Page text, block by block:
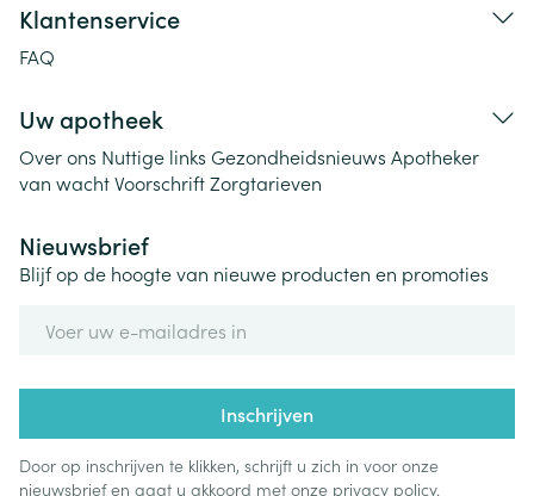
Klantenservice
FAQ
Uw apotheek
Over ons Nuttige links Gezondheidsnieuws Apotheker
van wachtVoorschriftZorgtarieven
Nieuwsbrief
Blijf op de hoogte van nieuwe producten en promoties
Inschrijven
Door op inschrijven te klikken, schrijft u zich in voor onze
nieuwsbrief en gaat u akkoord met onze privacy policy.